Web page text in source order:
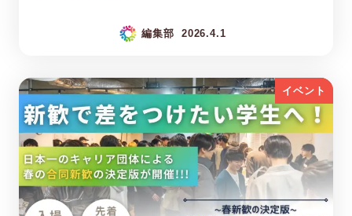
編集部 2026.4.1
イベント